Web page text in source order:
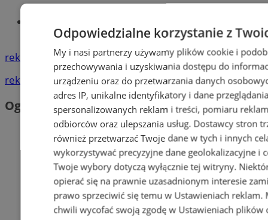
reklama
reklama
Ogłoszenia
Odpowiedzialne korzystanie z
My i nasi partnerzy używamy plików cookie i
przechowywania i uzyskiwania dostępu do
urządzeniu oraz do przetwarzania danych
adres IP, unikalne identyfikatory i dane
spersonalizowanych reklam i treści, pomiaru
odbiorców oraz ulepszania usług. Dostawcy stron
również przetwarzać Twoje dane w tych i innych
wykorzystywać precyzyjne dane geolokalizacyjne i
Twoje wybory dotyczą wyłącznie tej witryny.
opierać się na prawnie uzasadnionym interesie
prawo sprzeciwić się temu w Ustawieniach reklam.
chwili wycofać swoją zgodę w Ustawieniach plików